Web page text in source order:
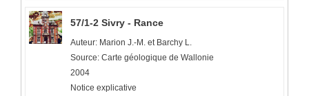
57/1-2 Sivry - Rance
Auteur: Marion J.-M. et Barchy L.
Source: Carte géologique de Wallonie
2004
Notice explicative